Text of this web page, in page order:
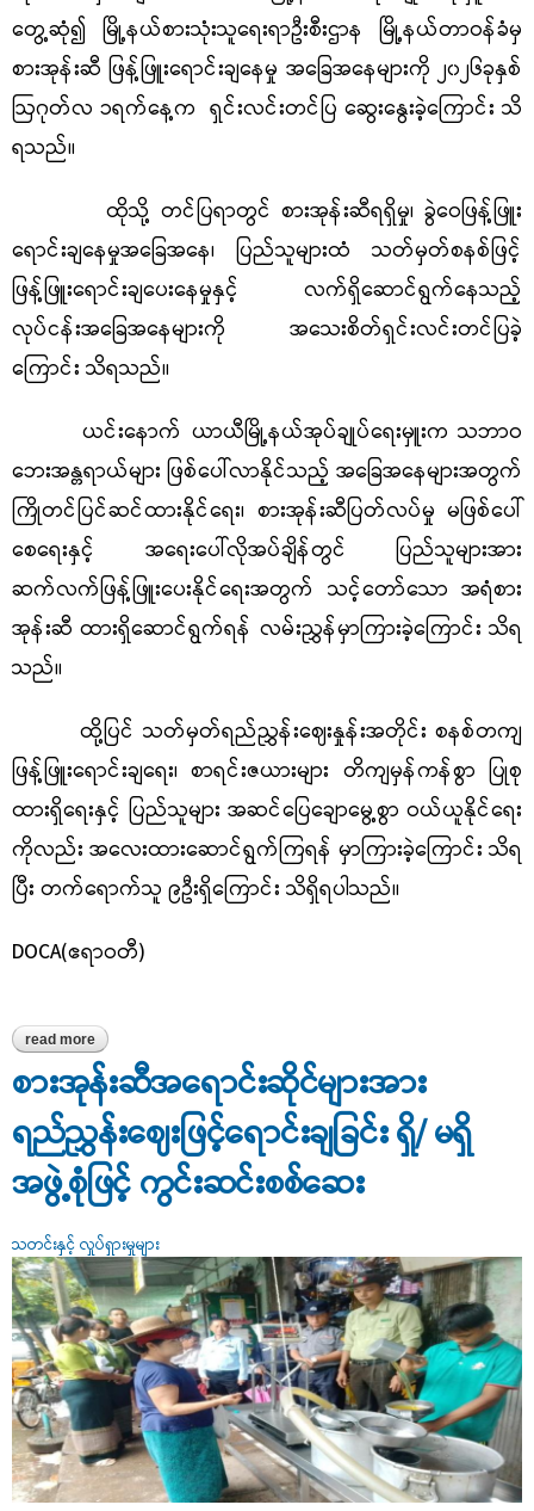
တွေ့ဆုံ၍ မြို့နယ်စားသုံးသူရေးရာဦးစီးဌာန မြို့နယ်တာဝန်ခံမှ
စားအုန်းဆီ ဖြန့်ဖြူးရောင်းချနေမှု အခြေအနေများကို ၂၀၂၆ခုနှစ်
ဩဂုတ်လ ၁ရက်နေ့က ရှင်းလင်းတင်ပြ ဆွေးနွေးခဲ့ကြောင်း သိ
ရသည်။
ထိုသို့ တင်ပြရာတွင် စားအုန်းဆီရရှိမှု၊ ခွဲဝေဖြန့်ဖြူး
ရောင်းချနေမှုအခြေအနေ၊ ပြည်သူများထံ သတ်မှတ်စနစ်ဖြင့်
ဖြန့်ဖြူးရောင်းချပေးနေမှုနှင့် လက်ရှိဆောင်ရွက်နေသည့်
လုပ်ငန်းအခြေအနေများကို အသေးစိတ်ရှင်းလင်းတင်ပြခဲ့
ကြောင်း သိရသည်။
ယင်းနောက် ယာယီမြို့နယ်အုပ်ချုပ်ရေးမှူးက သဘာဝ
ဘေးအန္တရာယ်များ ဖြစ်ပေါ်လာနိုင်သည့် အခြေအနေများအတွက်
ကြိုတင်ပြင်ဆင်ထားနိုင်ရေး၊ စားအုန်းဆီပြတ်လပ်မှု မဖြစ်ပေါ်
စေရေးနှင့် အရေးပေါ်လိုအပ်ချိန်တွင် ပြည်သူများအား
ဆက်လက်ဖြန့်ဖြူးပေးနိုင်ရေးအတွက် သင့်တော်သော အရံစား
အုန်းဆီ ထားရှိဆောင်ရွက်ရန် လမ်းညွှန်မှာကြားခဲ့ကြောင်း သိရ
သည်။
ထို့ပြင် သတ်မှတ်ရည်ညွှန်းဈေးနှုန်းအတိုင်း စနစ်တကျ
ဖြန့်ဖြူးရောင်းချရေး၊ စာရင်းဇယားများ တိကျမှန်ကန်စွာ ပြုစု
ထားရှိရေးနှင့် ပြည်သူများ အဆင်ပြေချောမွေ့စွာ ဝယ်ယူနိုင်ရေး
ကိုလည်း အလေးထားဆောင်ရွက်ကြရန် မှာကြားခဲ့ကြောင်း သိရ
ပြီး တက်ရောက်သူ ၉ဦးရှိကြောင်း သိရှိရပါသည်။
DOCA(ဧရာဝတီ)
read more about ပန်းတနော်မြို့နယ်၌ စားအုန်းဆီဖြန့်ဖြူးရောင်းချမှုနှင့်
ပတ်သက်၍ ယာယီမြို့နယ်အုပ်ချုပ်ရေးမှူးထံ ရှင်းလင်းတင်ပြ ဆွေးနွေး
စားအုန်းဆီအရောင်းဆိုင်များအား
ရည်ညွှန်းဈေးဖြင့်ရောင်းချခြင်း ရှိ/ မရှိ
အဖွဲ့စုံဖြင့် ကွင်းဆင်းစစ်ဆေး
သတင်းနှင့် လှုပ်ရှားမှုများ